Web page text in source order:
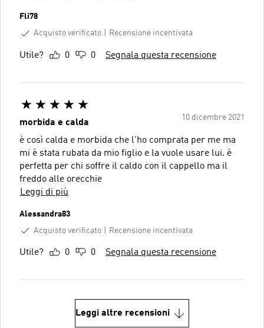
Fli78
Acquisto verificato
Recensione incentivata
Utile? 0 0 Segnala questa recensione
10 dicembre 2021
morbida e calda
è così calda e morbida che l'ho comprata per me ma
mi è stata rubata da mio figlio e la vuole usare lui. è
perfetta per chi soffre il caldo con il cappello ma il
freddo alle orecchie
Leggi di più
Alessandra83
Acquisto verificato
Recensione incentivata
Utile? 0 0 Segnala questa recensione
Leggi altre recensioni